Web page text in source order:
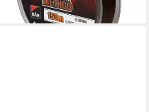
in 3-4 Werktagen bei dir